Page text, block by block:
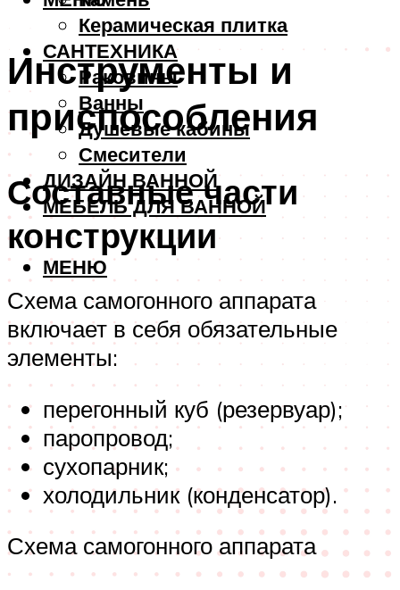
Керамическая плитка
САНТЕХНИКА
Раковины
Ванны
Душевые кабины
Смесители
ДИЗАЙН ВАННОЙ
МЕБЕЛЬ ДЛЯ ВАННОЙ
МЕНЮ
Инструменты и
приспособления
Составные части
конструкции
Схема самогонного аппарата
включает в себя обязательные
элементы:
перегонный куб (резервуар);
паропровод;
сухопарник;
холодильник (конденсатор).
Схема самогонного аппарата